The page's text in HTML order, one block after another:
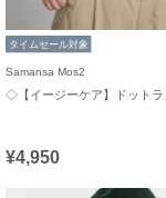
タイムセール対象
Samansa Mos2
¥4,950